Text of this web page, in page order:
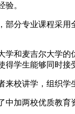
验。
部分专业课程采
学和麦吉尔大学
学生能够同时
校讲学，组织
加两校优质教